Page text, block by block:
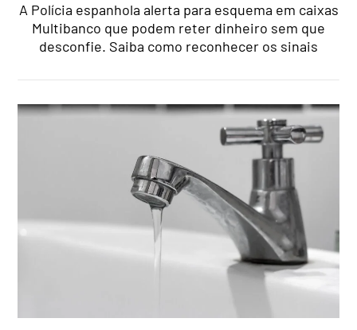
A Polícia espanhola alerta para esquema em caixas
Multibanco que podem reter dinheiro sem que
desconfie. Saiba como reconhecer os sinais